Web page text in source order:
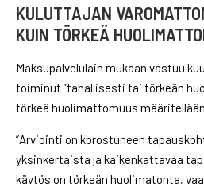
KULUTTAJAN
KUIN TÖRKEÄ
Maksupalvelulain mukaan vastuu
toiminut ”tahallisesti tai törkeän
törkeä huolimattomuus
”Arviointi on korostuneen
yksinkertaista ja kaikenkattavaa
käytös on törkeän huolimatonta,